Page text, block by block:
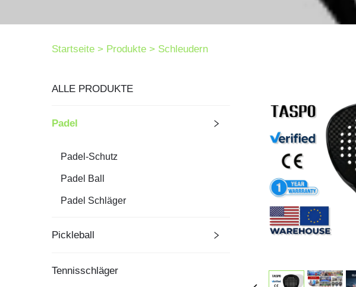
Startseite > Produkte > Schleudern
ALLE PRODUKTE
Padel
Padel-Schutz
Padel Ball
Padel Schläger
Pickleball
Tennisschläger